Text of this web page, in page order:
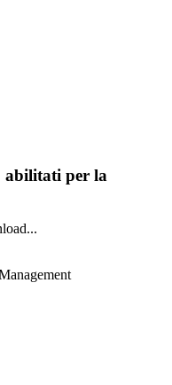
abilitati per la